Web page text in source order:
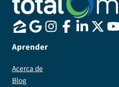
Aprender
Acerca de
Blog